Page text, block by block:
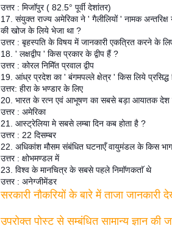
उत्तर : मिजाॅपुर ( 82.5° पूर्वी देशांतर)
17. संयुक्त राज्य अमेरिका ने ' गैलीलियों ' नामक अन्तरिक्ष
की खोज के लिये भेजा था ?
उत्तर : बृहस्पति के विषय में जानकारी एकत्रित करने के
18. ' लक्षद्वीप ' किस प्रकार के द्वीप हैं ?
उत्तर : कोरल निमिॅत प्रवाल द्वीप
19. आंध्र प्रदेश का ' बंगमपल्ले क्षेत्र ' किस लिये प्रसिद्ध
उत्तर: हीरा के भण्डार के लिए
20. भारत के रत्न एवं आभूषण का सबसे बड़ा आयातक देश
उत्तर : अमेरिका
21. आस्ट्रेलिया मे सबसे लम्बा दिन कब होता है ?
उत्तर : 22 दिसम्बर
22. अधिकांश मौसम संबंधित घटनाएँ वायुमंडल के किस
उत्तर : क्षोभमण्डल में
23. विश्व के मानचित्र के सबसे पहले निमाॅणकताॅ थे
उत्तर : अनेग्जीमेंडर
सरकारी नौकरियों के बारे में ताजा
उपरोक्त पोस्ट से सम्बंधित सामान्य ज्ञान